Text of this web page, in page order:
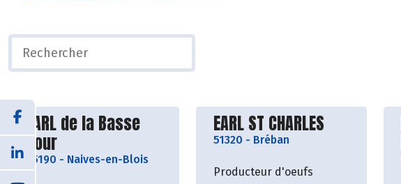
Découvrir le producteur
EARL de la Basse
Cour
55190 - Naives-en-Blois
Découvrir le producteur
EARL ST CHARLES
51320 - Bréban
Producteur d'oeufs